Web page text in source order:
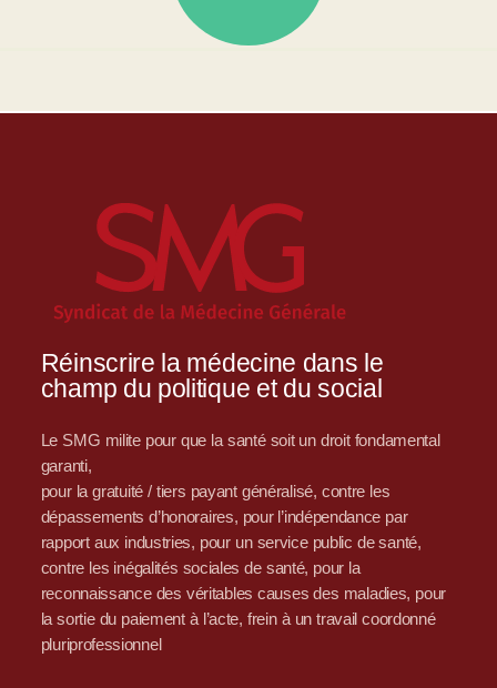
Réinscrire la médecine dans le
champ du politique et du social
Le SMG milite pour que la santé soit un droit fondamental
garanti,
pour la gratuité / tiers payant généralisé, contre les
dépassements d’honoraires, pour l’indépendance par
rapport aux industries, pour un service public de santé,
contre les inégalités sociales de santé, pour la
reconnaissance des véritables causes des maladies, pour
la sortie du paiement à l’acte, frein à un travail coordonné
pluriprofessionnel